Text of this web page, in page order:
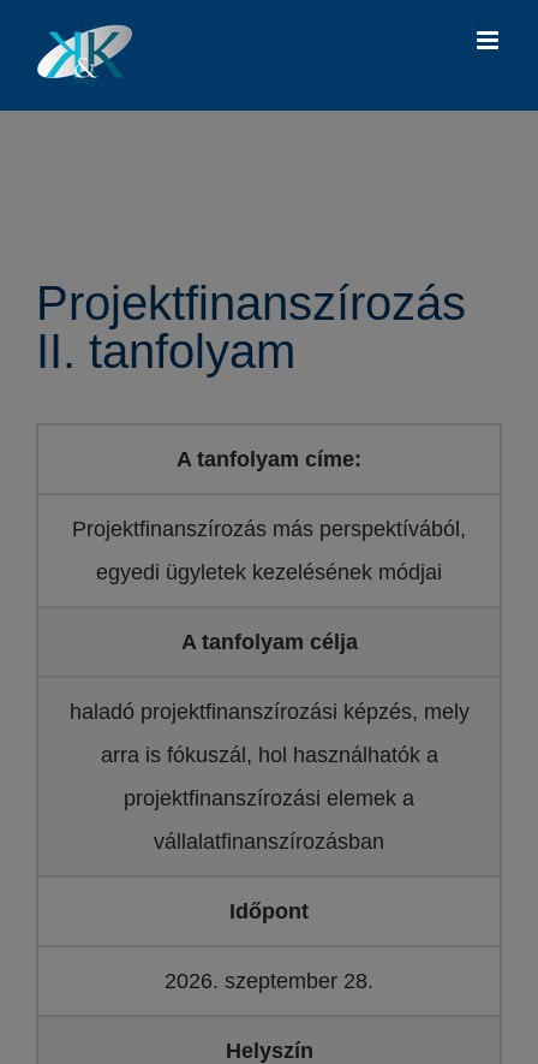
Projektfinanszírozás
II. tanfolyam
A tanfolyam címe:
Projektfinanszírozás más perspektívából,
egyedi ügyletek kezelésének módjai
A tanfolyam célja
haladó projektfinanszírozási képzés, mely
arra is fókuszál, hol használhatók a
projektfinanszírozási elemek a
vállalatfinanszírozásban
Időpont
2026. szeptember 28.
Helyszín